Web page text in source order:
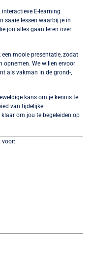
E-learning
saaie lessen waarbij je in
jou alles gaan leren over
mooie presentatie, zodat
opnemen. We willen ervoor
als vakman in de grond-,
kans om je kennis te
van tijdelijke
om jou te begeleiden op
voor: